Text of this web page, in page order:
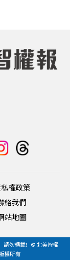
權政策
絡我們
站地圖
請勿轉載！© 北美智權
權所有